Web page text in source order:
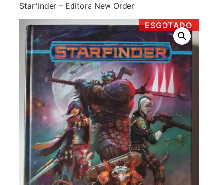
Starfinder – Editora New Order
ESGOTADO